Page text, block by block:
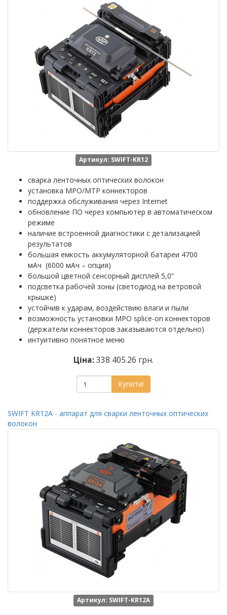
Артикул: SWIFT-KR12
сварка ленточных оптических волокон
установка MPO/MTP коннекторов
поддержка обслуживания через Internet
обновление ПО через компьютер в автоматическом
режиме
наличие встроенной диагностики с детализацией
результатов
большая емкость аккумуляторной батареи 4700
мАч (6000 мАч – опция)
большой цветной сенсорный дисплей 5,0”
подсветка рабочей зоны (светодиод на ветровой
крышке)
устойчив к ударам, воздействию влаги и пыли
возможность установки MPO splice-on коннекторов
(держатели коннекторов заказываются отдельно)
интуитивно понятное меню
Ціна:338 405.26 грн.
Купити!
SWIFT KR12A - аппарат для сварки ленточных оптических
волокон
Артикул: SWIFT-KR12A